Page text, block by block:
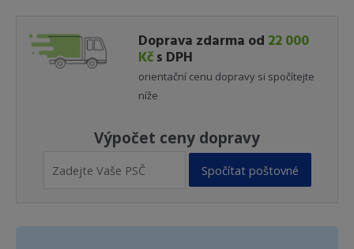
pórů
Doprava zdarma od 22 000
Kčs DPH
orientační cenu dopravy si spočítejte
níže
Výpočet ceny dopravy
Spočítat poštovné